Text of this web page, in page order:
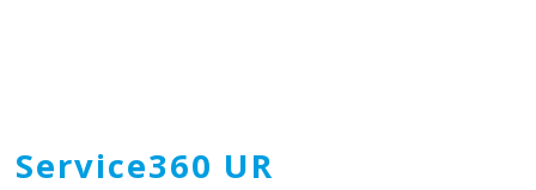
Service360 UR